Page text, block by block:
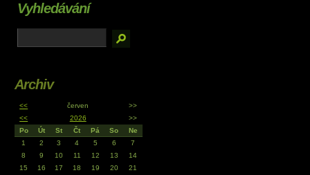
Vyhledávání
Archiv
<< červen
>>
<<
2026
>>
Po
Út St Čt Pá So
Ne
1
2 3 4 5 6
7
8
9 10 11 12 13
14
15
16 17 18 19 20 21